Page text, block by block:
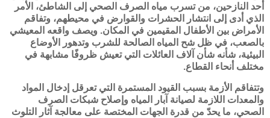
أحد النازحين، من تسرب مياه الصرف الصحي إلى الشاطئ، الأمر
الذي أدى إلى انتشار الحشرات والقوارض في محيطهم، وتفاقم
الأمراض بين الأطفال المقيمين في المكان. ويصف واقعه المعيشي
بالصعب، في ظل شح المياه الصالحة للشرب وتدهور الأوضاع
البيئية، شأنه شأن آلاف العائلات التي تعيش ظروفًا مشابهة في
مختلف أنحاء القطاع.
وتتفاقم الأزمة بسبب القيود المستمرة التي تعرقل إدخال المواد
والمعدات اللازمة لصيانة آبار المياه وإصلاح شبكات الصرف
الصحي، ما يحدّ من قدرة الجهات المختصة على معالجة آثار التلوث